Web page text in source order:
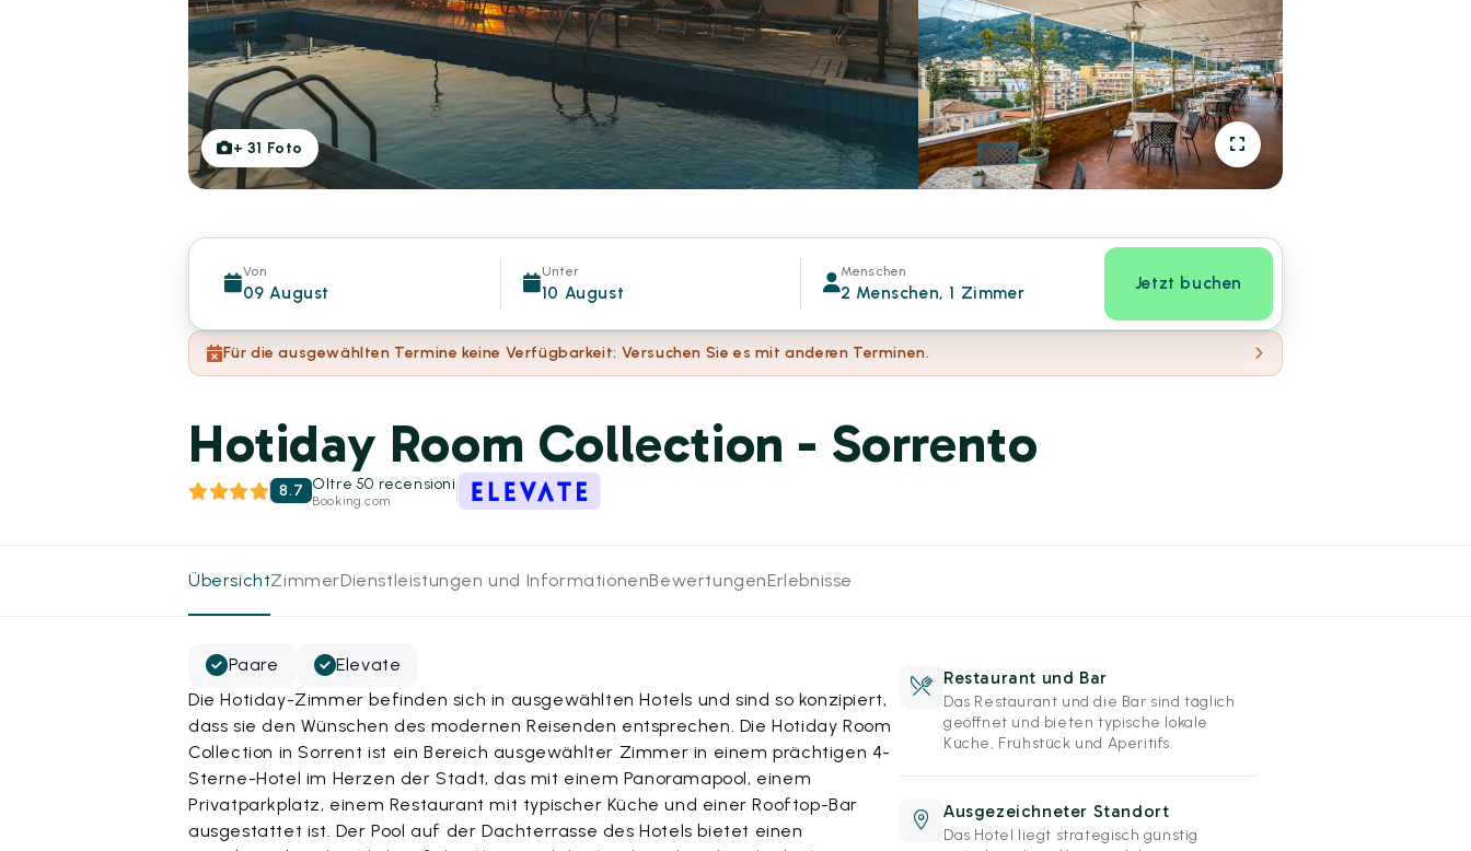
+ 31 Foto
Von
09 August
Unter
10 August
Menschen
2 Menschen, 1 Zimmer Jetzt buchen
Für die ausgewählten Termine keine Verfügbarkeit: Versuchen Sie es mit anderen Terminen.
Hotiday Room Collection - Sorrento
8.7 Oltre 50 recensioni
Booking.com
ÜbersichtZimmerDienstleistungen und InformationenBewertungenErlebnisse
Paare
Elevate
Die Hotiday-Zimmer befinden sich in ausgewählten Hotels und sind so konzipiert,
dass sie den Wünschen des modernen Reisenden entsprechen. Die Hotiday Room
Collection in Sorrent ist ein Bereich ausgewählter Zimmer in einem prächtigen 4-
Sterne-Hotel im Herzen der Stadt, das mit einem Panoramapool, einem
Privatparkplatz, einem Restaurant mit typischer Küche und einer Rooftop-Bar
ausgestattet ist. Der Pool auf der Dachterrasse des Hotels bietet einen
Restaurant und Bar
Das Restaurant und die Bar sind täglich
geöffnet und bieten typische lokale
Küche, Frühstück und Aperitifs.
Ausgezeichneter Standort
Das Hotel liegt strategisch günstig